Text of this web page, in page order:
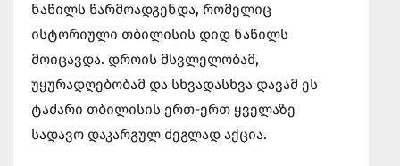
ნაწილს წარმოადგენდა, რომელიც
ისტორიული თბილისის დიდ ნაწილს
მოიცავდა. დროის მსვლელობამ,
უყურადღებობამ და სხვადასხვა დავამ ეს
ტაძარი თბილისის ერთ-ერთ ყველაზე
სადავო დაკარგულ ძეგლად აქცია.